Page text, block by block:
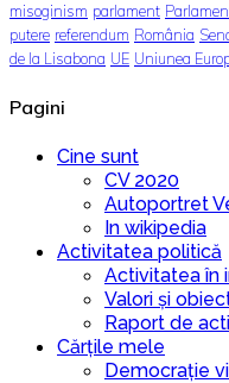
misoginism parlament
putere referendum România
de la Lisabona UE Uniunea
Pagini
Cine sunt
CV 2020
Autoportret
In wikipedia
Activitatea politică
Activitatea în
Valori și
Raport de
Cărțile mele
Democrație